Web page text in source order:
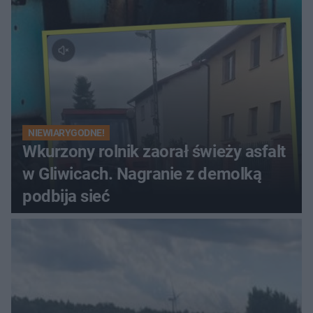
NIEWIARYGODNE!
Wkurzony rolnik zaorał świeży asfalt
w Gliwicach. Nagranie z demolką
podbija sieć